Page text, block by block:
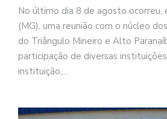
No último dia 8 de agosto ocorreu,
(MG), uma reunião com o núcleo
do Triângulo Mineiro e Alto
participação de diversas
instituição,…